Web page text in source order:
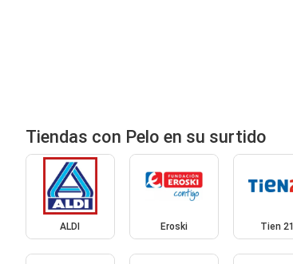
Tiendas con Pelo en su surtido
ALDI Eroski Tien 21